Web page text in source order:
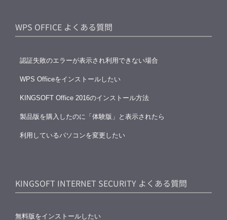
WPS OFFICE よくある質問
認証失敗のエラーが表示され利用できない場合
WPS Officeをインストールしたい
KINGSOFT Office 2016のインストール方法
製品版を購入したのに「体験版」と表示されたら
利用しているパソコンを変更したい
KINGSOFT INTERNET SECURITY よくある質問
無料版をインストールしたい